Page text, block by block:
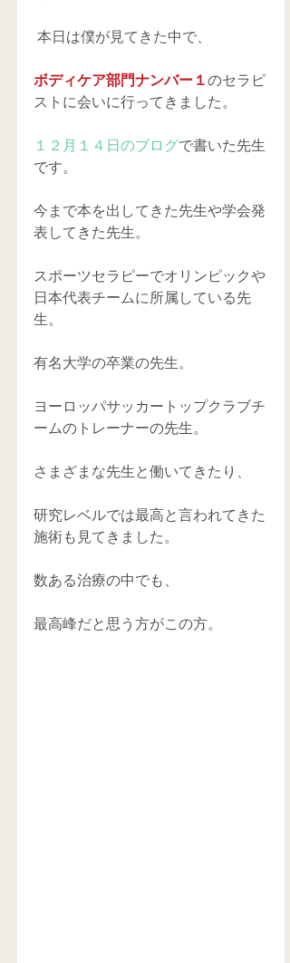
本日は僕が見てきた中で、
ボディケア部門ナンバー１のセラピ
ストに会いに行ってきました。
１２月１４日のブログで書いた先生
です。
今まで本を出してきた先生や学会発
表してきた先生。
スポーツセラピーでオリンピックや
日本代表チームに所属している先
生。
有名大学の卒業の先生。
ヨーロッパサッカートップクラブチ
ームのトレーナーの先生。
さまざまな先生と働いてきたり、
研究レベルでは最高と言われてきた
施術も見てきました。
数ある治療の中でも、
最高峰だと思う方がこの方。